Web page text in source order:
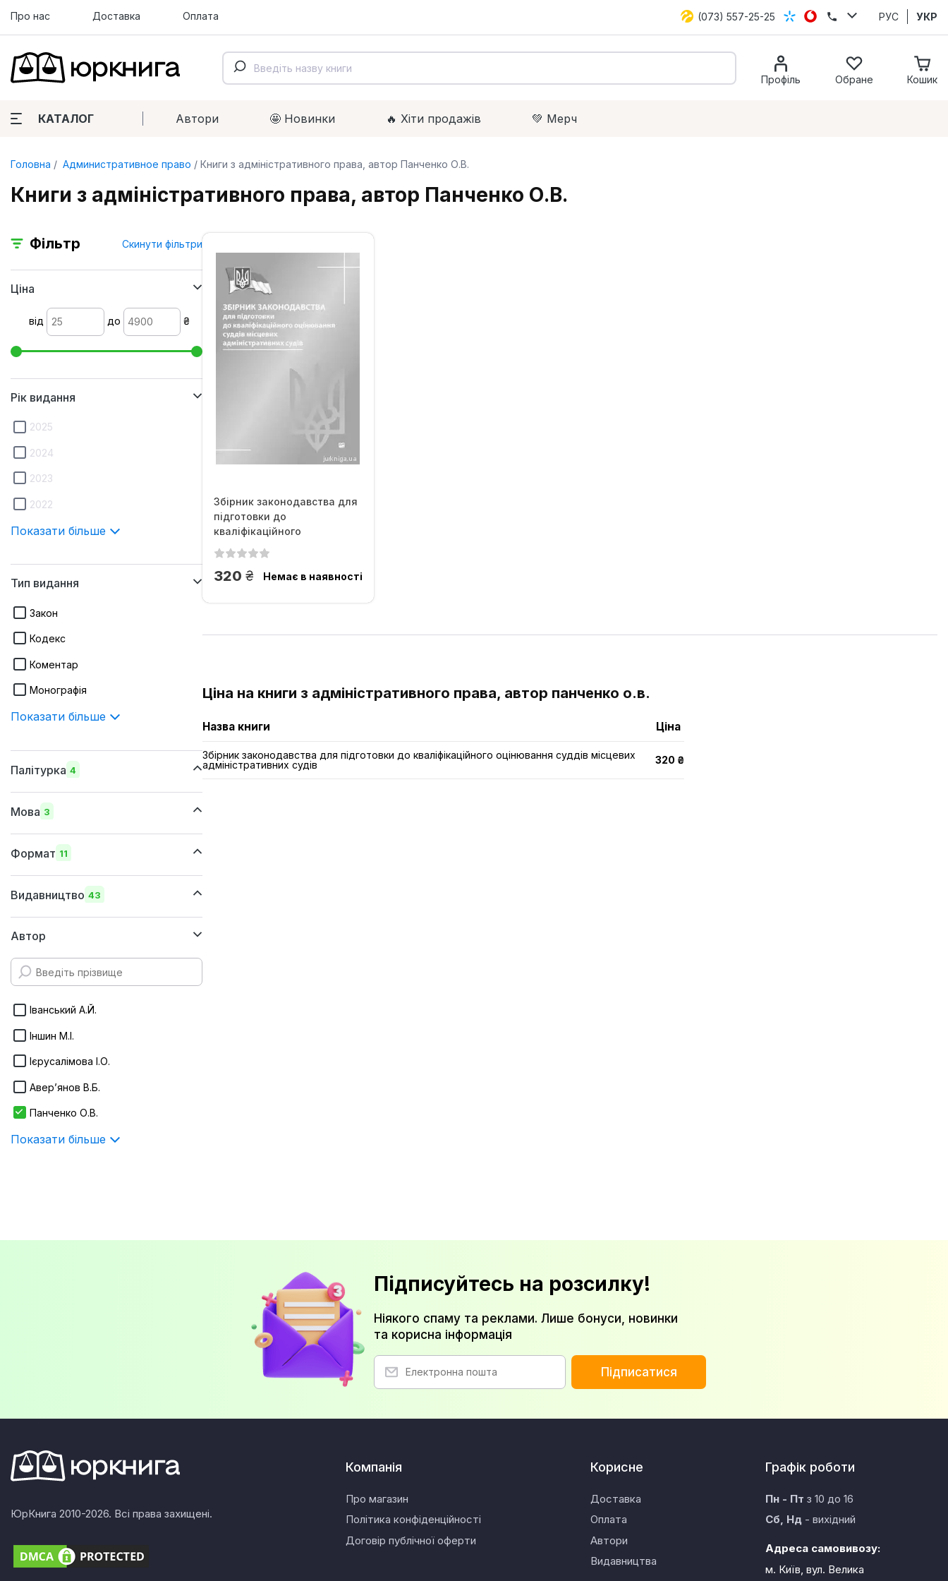
Про нас Доставка Оплата (073) 557-25-25 РУС УКР
Профіль Обране Кошик
КАТАЛОГ Автори 🤩 Новинки 🔥 Xіти продажів 💚 Мерч
Головна Административное право Книги з адміністративного права, автор Панченко О.В.
Книги з адміністративного права, автор Панченко О.В.
Фільтр Скинути фільтри
Ціна
від до ₴
Рік видання
2025
2024
2023
2022
Показати більше
Тип видання
Закон
Кодекс
Коментар
Монографія
Показати більше
Палітурка 4
шкіряна
суперобкладинка
тверда
Мова 3
українська
англійська
Формат 11
170х260 мм
170х240 мм
Показати більше
Видавництво 43
Infotropic Media
Автор
Іванський А.Й.
Іншин М.І.
Ієрусалімова І.О.
Авер’янов В.Б.
Панченко О.В.
Показати більше
Збірник законодавства для
підготовки до
кваліфікаційного
оцінювання...
320 грн.Немає в наявності
Ціна на книги з адміністративного права, автор панченко о.в.
Назва книги Ціна
Збірник законодавства для підготовки до кваліфікаційного оцінювання суддів місцевих
адміністративних судів
320 ₴
Підписуйтесь на розсилку!
Ніякого спаму та реклами. Лише бонуси, новинки
та корисна інформація
Підписатися
ЮрКнига 2010-2026. Всі права захищені.
Компанія
Про магазин
Політика конфіденційності
Договір публічної оферти
Корисне
Доставка
Оплата
Автори
Видавництва
Графік роботи
Пн - Пт з 10 до 16
Сб, Нд- вихідний
Адреса самовивозу:
м. Київ, вул. Велика